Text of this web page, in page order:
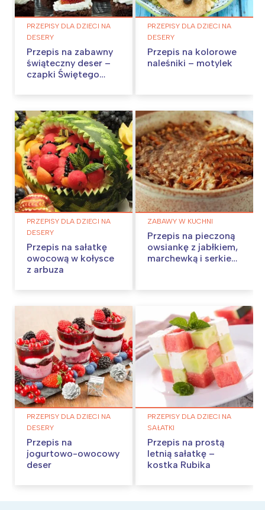
PRZEPISY DLA DZIECI NA
DESERY
Przepis na zabawny
świąteczny deser –
czapki Świętego
PRZEPISY DLA DZIECI NA
DESERY
Przepis na kolorowe
naleśniki – motylek
PRZEPISY DLA DZIECI NA
DESERY
Przepis na sałatkę
owocową w kołysce
z arbuza
ZABAWY W KUCHNI
Przepis na pieczoną
owsiankę z jabłkiem,
marchewką i serkiem
PRZEPISY DLA DZIECI NA
DESERY
Przepis na
jogurtowo-owocowy
deser
PRZEPISY DLA DZIECI NA
SAŁATKI
Przepis na prostą
letnią sałatkę –
kostka Rubika